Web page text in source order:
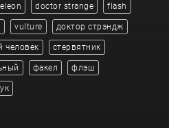
doctor strange flash
vulture доктор стрэндж
человек стервятник
факел флэш